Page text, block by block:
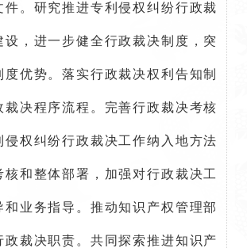
件。研究推进专利侵权纠纷行政裁
设，进一步健全行政裁决制度，突
度优势。落实行政裁决权利告知制
裁决程序流程。完善行政裁决考核
侵权纠纷行政裁决工作纳入地方法
核和整体部署，加强对行政裁决工
和业务指导。推动知识产权管理部
政裁决职责。共同探索推进知识产